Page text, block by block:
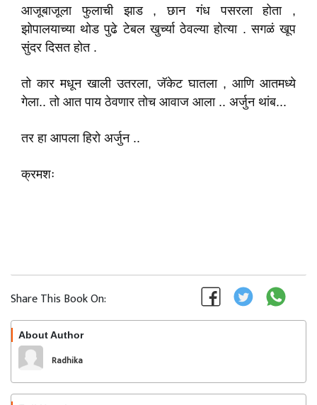
आजूबाजूला फुलाची झाड , छान गंध पसरला होता ,
झोपालयाच्या थोड पुढे टेबल खुर्च्या ठेवल्या होत्या . सगळं खूप
सुंदर दिसत होत .
तो कार मधून खाली उतरला, जॅकेट घातला , आणि आतमध्ये
गेला.. तो आत पाय ठेवणार तोच आवाज आला .. अर्जुन थांब...
तर हा आपला हिरो अर्जुन ..
क्रमशः
Share This Book On:
About Author
Radhika